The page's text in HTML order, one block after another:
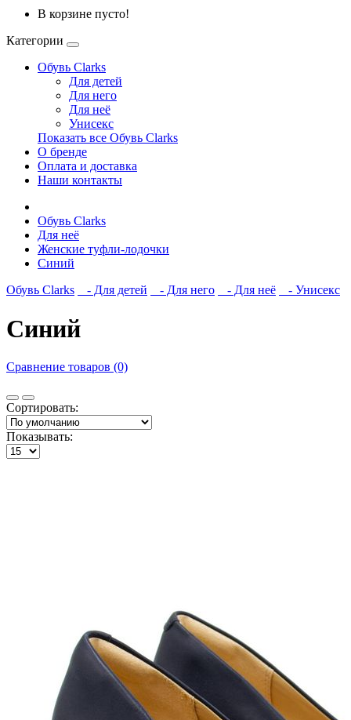
В корзине пусто!
Категории
Обувь Clarks
Для детей
Для него
Для неё
Унисекс
Показать все Обувь Clarks
О бренде
Оплата и доставка
Наши контакты
Обувь Clarks
Для неё
Женские туфли-лодочки
Синий
Обувь Clarks
- Для детей - Для него - Для неё - Унисекс
Синий
Сравнение товаров (0)
Сортировать:
Показывать: